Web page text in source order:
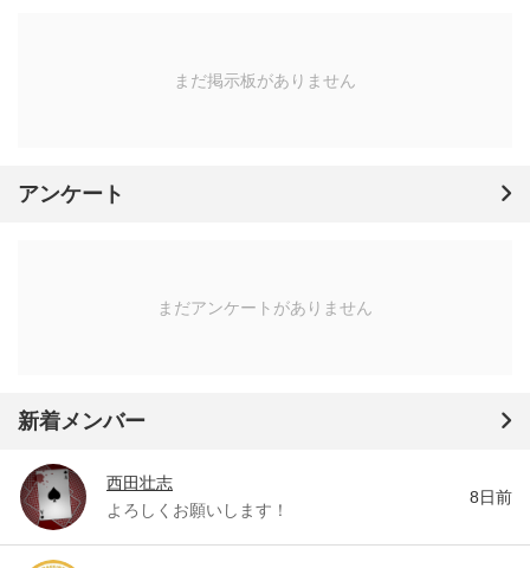
まだ掲示板がありません
アンケート
まだアンケートがありません
新着メンバー
西田壮志
よろしくお願いします！
8日前